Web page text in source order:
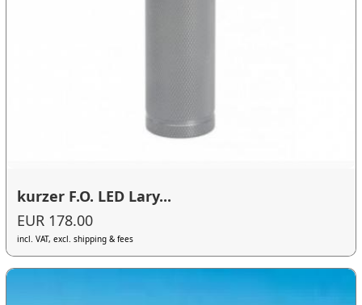
kurzer F.O. LED Lary...
EUR 178.00
incl. VAT, excl. shipping & fees